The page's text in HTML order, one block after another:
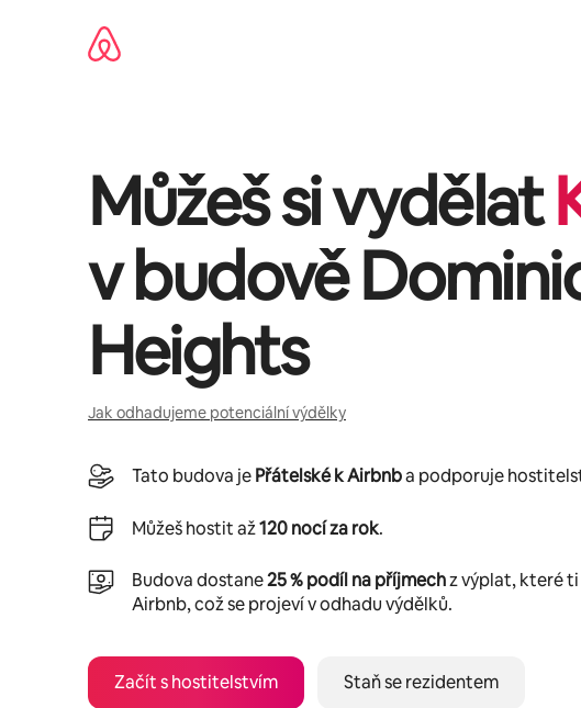
Můžeš si vydělat
v budově
Heights
Jak odhadujeme potenciální výdělky
Tato budova jePřátelské k Airbnba podporuje
Můžeš hostit až120 nocí za rok.
Budova dostane25 % podíl na příjmechz výplat, které
Airbnb, což se projeví v odhadu výdělků.
Začít s hostitelstvím Staň se rezidentem